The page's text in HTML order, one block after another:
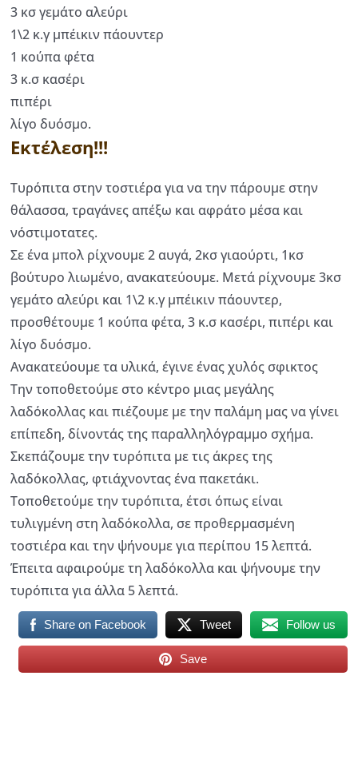
3 κσ γεμάτο αλεύρι
1\2 κ.γ μπέικιν πάουντερ
1 κούπα φέτα
3 κ.σ κασέρι
πιπέρι
λίγο δυόσμο.
Εκτέλεση!!!
Τυρόπιτα στην τοστιέρα για να την πάρουμε στην
θάλασσα, τραγάνες απέξω και αφράτο μέσα και
νόστιμοτατες.
Σε ένα μπολ ρίχνουμε 2 αυγά, 2κσ γιαούρτι, 1κσ
βούτυρο λιωμένο, ανακατεύουμε. Μετά ρίχνουμε 3κσ
γεμάτο αλεύρι και 1\2 κ.γ μπέικιν πάουντερ,
προσθέτουμε 1 κούπα φέτα, 3 κ.σ κασέρι, πιπέρι και
λίγο δυόσμο.
Ανακατεύουμε τα υλικά, έγινε ένας χυλός σφικτος
Την τοποθετούμε στο κέντρο μιας μεγάλης
λαδόκολλας και πιέζουμε με την παλάμη μας να γίνει
επίπεδη, δίνοντάς της παραλληλόγραμμο σχήμα.
Σκεπάζουμε την τυρόπιτα με τις άκρες της
λαδόκολλας, φτιάχνοντας ένα πακετάκι.
Τοποθετούμε την τυρόπιτα, έτσι όπως είναι
τυλιγμένη στη λαδόκολλα, σε προθερμασμένη
τοστιέρα και την ψήνουμε για περίπου 15 λεπτά.
Έπειτα αφαιρούμε τη λαδόκολλα και ψήνουμε την
τυρόπιτα για άλλα 5 λεπτά.
Share on Facebook Tweet Follow us
Save